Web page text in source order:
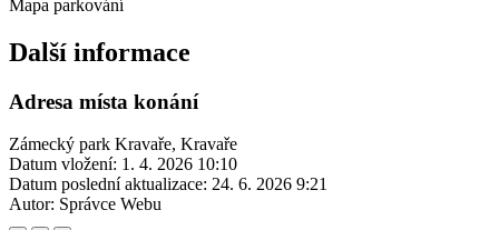
Mapa parkování
Další informace
Adresa místa konání
Zámecký park Kravaře, Kravaře
Datum vložení: 1. 4. 2026 10:10
Datum poslední aktualizace: 24. 6. 2026 9:21
Autor: Správce Webu